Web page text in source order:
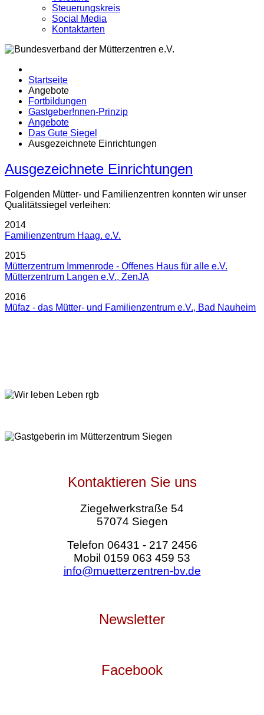
Steuerungskreis
Social Media
Kontaktarten
Startseite
Angebote
Fortbildungen
Gastgeber!nnen-Prinzip
Angebote
Das Gute Siegel
Ausgezeichnete Einrichtungen
Ausgezeichnete Einrichtungen
Folgenden Mütter- und Familienzentren konnten wir unser
Qualitätssiegel verleihen:
2014
Familienzentrum Haag. e.V.
2015
Mütterzentrum Immenrode - Offenes Haus für alle e.V.
Mütterzentrum Langen e.V., ZenJA
2016
Müfaz - das Mütter- und Familienzentrum e.V., Bad Nauheim
Kontaktieren Sie uns
Ziegelwerkstraße 54
57074 Siegen
Telefon 06431 - 217 2456
Mobil 0159 063 459 53
info@muetterzentren-bv.de
Newsletter
Facebook